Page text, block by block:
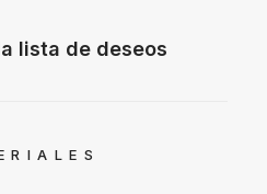
lista de deseos